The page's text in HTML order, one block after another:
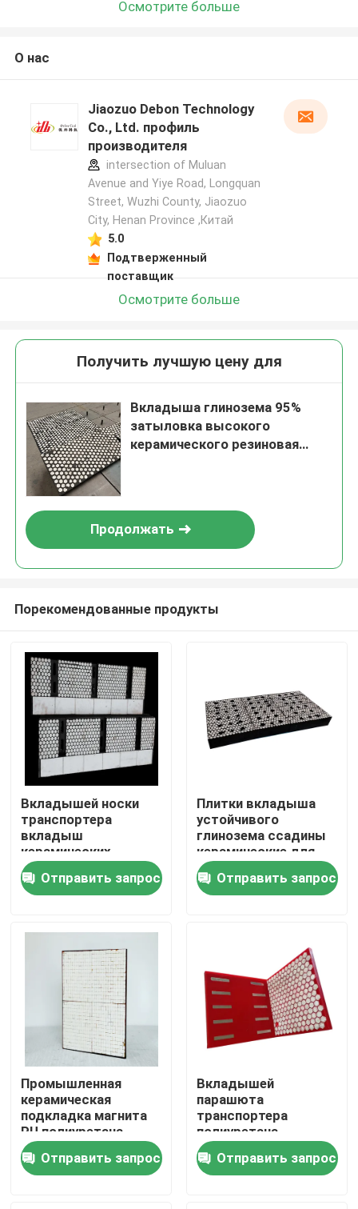
Главная страница
Продукция
Ролики
О Компании
Наша фабрика
контроль качества
контактные данные
Новости
Керамический вкладыш носки
Осмотрите больше
О нас
Jiaozuo Debon Technology
Co., Ltd. профиль
производителя
intersection of Muluan
Avenue and Yiye Road, Longquan
Street, Wuzhi County, Jiaozuo
City, Henan Province ,Китай
5.0
Подтверженный
поставщик
Осмотрите больше
Получить лучшую цену для
Вкладыша глинозема 95%
затыловка высокого
керамического резиновая
Продолжать
Порекомендованные продукты
Вкладышей носки
транспортера
вкладыш
керамических
промышленный
керамический
резиновый
Отправить запрос
Плитки вкладыша
устойчивого
глинозема ссадины
керамические для
минируя цемента
Отправить запрос
Промышленная
керамическая
подкладка магнита
PU полиуретана
футеровки желоба
подпертая
Отправить запрос
Вкладышей
парашюта
транспортера
полиуретана
подкладка
керамических
стальная подпертая
Отправить запрос